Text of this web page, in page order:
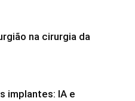
na cirurgia da
implantes: IA e